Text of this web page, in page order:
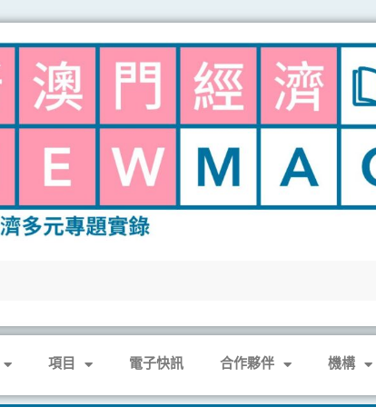
項目 電子快訊 合作夥伴 機構